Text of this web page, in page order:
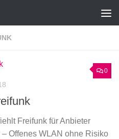
0
Freifunk für Anbieter
– Offenes WLAN ohne Risiko